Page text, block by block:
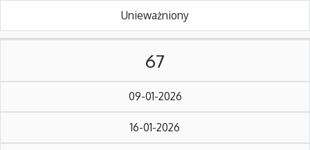
Unieważniony
67
09-01-2026
16-01-2026